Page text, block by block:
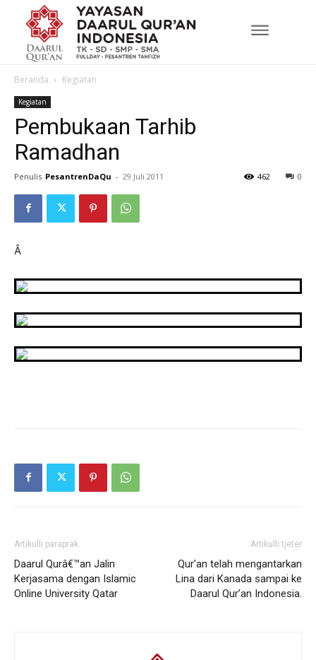
Beranda Kegiatan
Kegiatan
Pembukaan Tarhib
Ramadhan
Penulis PesantrenDaQu - 29 Juli 2011 0
462
Â
Artikulli paraprak
Daarul Qurâ€™an Jalin
Kerjasama dengan Islamic
Online University Qatar
Artikulli tjetër
Qur’an telah mengantarkan
Lina dari Kanada sampai ke
Daarul Qur’an Indonesia.